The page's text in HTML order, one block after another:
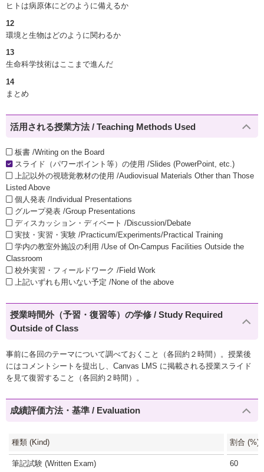
ヒトは病原体にどのように備えるか
12
環境と生物はどのように関わるか
13
生命科学技術はここまで進んだ
14
まとめ
活用される授業方法 / Teaching Methods Used
板書 /Writing on the Board
スライド（パワーポイント等）の使用 /Slides (PowerPoint, etc.)
上記以外の視聴覚教材の使用 /Audiovisual Materials Other than Those
Listed Above
個人発表 /Individual Presentations
グループ発表 /Group Presentations
ディスカッション・ディベート /Discussion/Debate
実技・実習・実験 /Practicum/Experiments/Practical Training
学内の教室外施設の利用 /Use of On-Campus Facilities Outside the
Classroom
校外実習・フィールドワーク /Field Work
上記いずれも用いない予定 /None of the above
授業時間外（予習・復習等）の学修 / Study Required
Outside of Class
事前に各回のテーマについて調べておくこと（各回約２時間）。授業後
にはコメントシートを提出し、Canvas LMS に掲載される授業スライド
を見て復習すること（各回約２時間）。
成績評価方法・基準 / Evaluation
種類 (Kind) 割合 (%)
筆記試験 (Written Exam) 60